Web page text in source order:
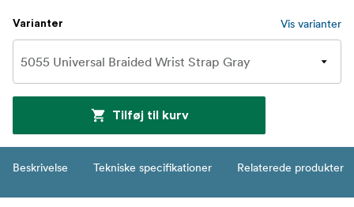
Varianter Vis varianter
Tilføj til kurv
Beskrivelse Tekniske specifikationer Relaterede produkter